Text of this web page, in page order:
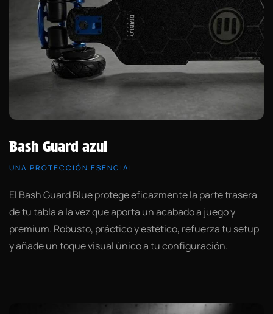
Bash Guard azul
UNA PROTECCIÓN ESENCIAL
El Bash Guard Blue protege eficazmente la parte trasera
de tu tabla a la vez que aporta un acabado a juego y
premium. Robusto, práctico y estético, refuerza tu setup
y añade un toque visual único a tu configuración.